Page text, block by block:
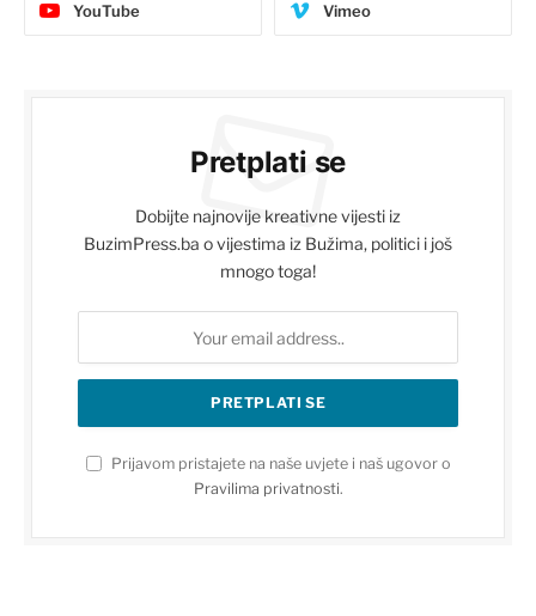
YouTube Vimeo
Pretplati se
Dobijte najnovije kreativne vijesti iz
BuzimPress.ba o vijestima iz Bužima, politici i još
mnogo toga!
Prijavom pristajete na naše uvjete i naš ugovor o
Pravilima privatnosti.